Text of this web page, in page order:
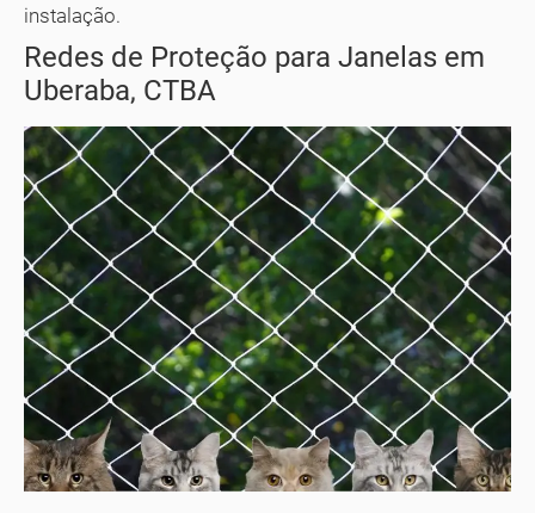
instalação.
Redes de Proteção para Janelas em
Uberaba, CTBA